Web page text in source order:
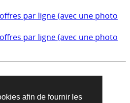
afin de fournir les
par ligne (avec une photo
par ligne (avec une photo